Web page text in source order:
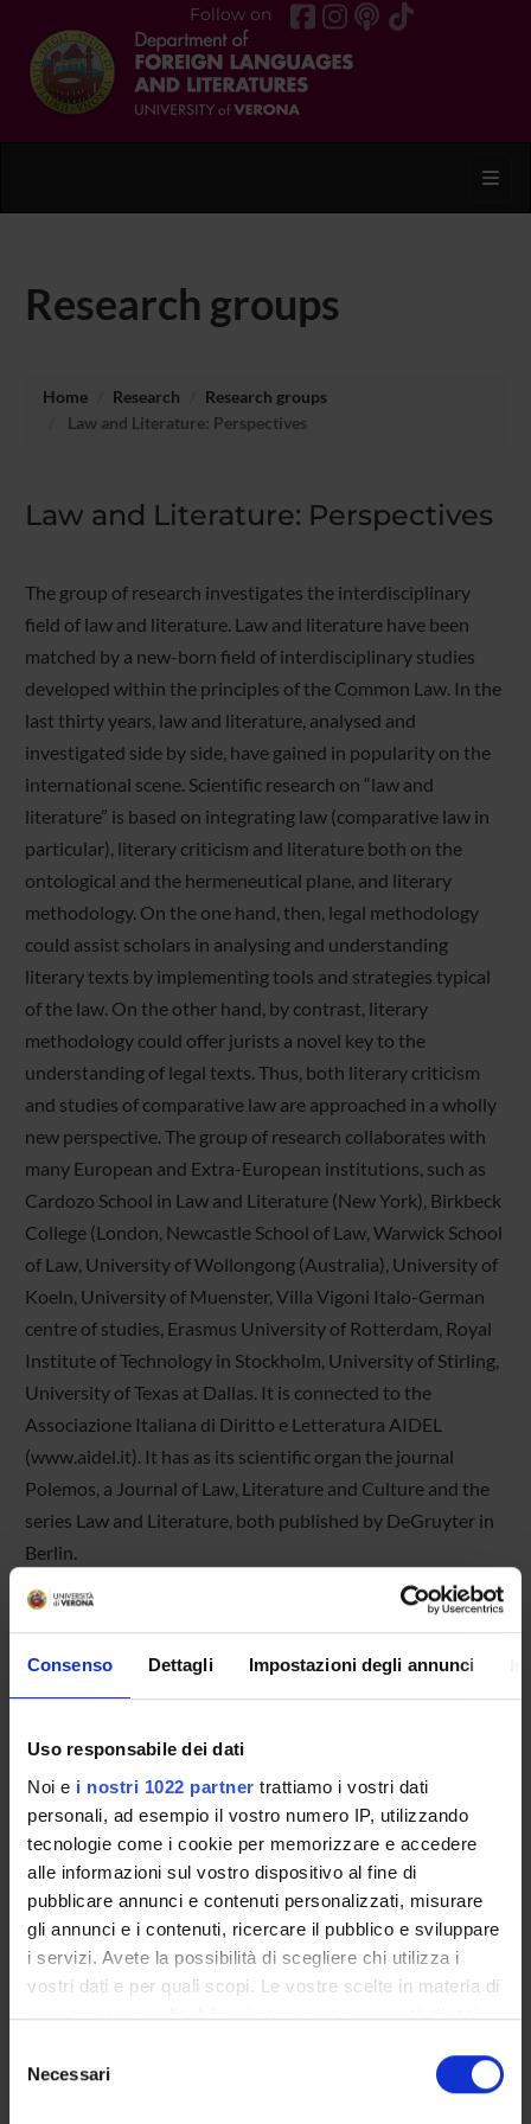
Consenso Dettagli Impostazioni degli annunci
Uso responsabile dei dati
Noi e i nostri 1022 partner trattiamo i vostri dati
personali, ad esempio il vostro numero IP, utilizzando
tecnologie come i cookie per memorizzare e accedere
alle informazioni sul vostro dispositivo al fine di
pubblicare annunci e contenuti personalizzati, misurare
gli annunci e i contenuti, ricercare il pubblico e sviluppare
i servizi. Avete la possibilità di scegliere chi utilizza i
vostri dati e per quali scopi. Le vostre scelte in materia di
privacy sono applicabili solo su questa proprietà digitale
modificare o revocare il proprio consenso in qualsiasi
momento dalla Dichiarazione sui cookie o facendo clic
delNecessari
Follow on
Research groups
Home Research
Research groups
Law and Literature: Perspectives
Law and Literature: Perspectives
The group of research investigates the interdisciplinary
field of law and literature. Law and literature have been
matched by a new-born field of interdisciplinary studies
developed within the principles of the Common Law. In the
last thirty years, law and literature, analysed and
investigated side by side, have gained in popularity on the
international scene. Scientific research on “law and
literature” is based on integrating law (comparative law in
particular), literary criticism and literature both on the
ontological and the hermeneutical plane, and literary
methodology. On the one hand, then, legal methodology
could assist scholars in analysing and understanding
literary texts by implementing tools and strategies typical
of the law. On the other hand, by contrast, literary
methodology could offer jurists a novel key to the
understanding of legal texts. Thus, both literary criticism
and studies of comparative law are approached in a wholly
new perspective. The group of research collaborates with
many European and Extra-European institutions, such as
Cardozo School in Law and Literature (New York), Birkbeck
College (London, Newcastle School of Law, Warwick School
of Law, University of Wollongong (Australia), University of
Koeln, University of Muenster, Villa Vigoni Italo-German
centre of studies, Erasmus University of Rotterdam, Royal
Institute of Technology in Stockholm, University of Stirling,
University of Texas at Dallas. It is connected to the
Associazione Italiana di Diritto e Letteratura AIDEL
(www.aidel.it). It has as its scientific organ the journal
Polemos, a Journal of Law, Literature and Culture and the
series Law and Literature, both published by DeGruyter in
Berlin.
Contact people
MEMBERS
Chiara Battisti
Associate Professor
Raffaele Cutolo
Temporary Professor (Department Diagnostics and Public
Daniela Carpi